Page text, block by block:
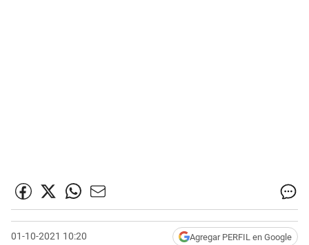
01-10-2021 10:20 Agregar PERFIL en Google